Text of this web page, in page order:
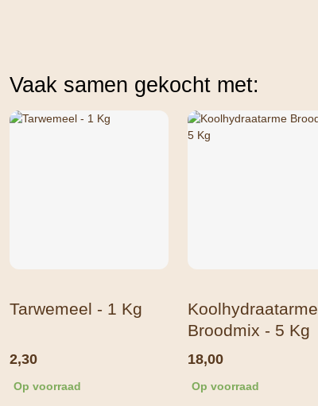
Vaak samen gekocht met:
Tarwemeel - 1 Kg
2,30
Op voorraad
Koolhydraatarme
Broodmix - 5 Kg
18,00
Op voorraad